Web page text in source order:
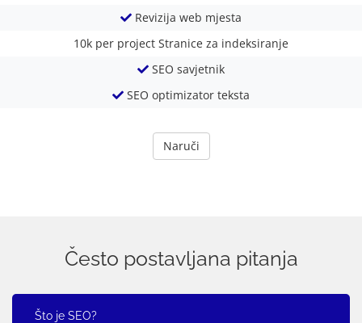
Revizija web mjesta
10k per project Stranice za indeksiranje
SEO savjetnik
SEO optimizator teksta
Naruči
Često postavljana pitanja
Što je SEO?